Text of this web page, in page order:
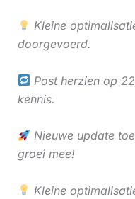
Kleine
doorgevoerd.
Post herzien op
kennis.
Nieuwe update
groei mee!
Kleine